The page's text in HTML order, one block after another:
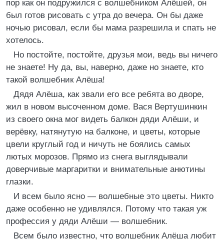
пор как он подружился с волшебником Алёшей, он
был готов рисовать с утра до вечера. Он бы даже
ночью рисовал, если бы мама разрешила и спать не
хотелось.
Но постойте, постойте, друзья мои, ведь вы ничего
не знаете! Ну да, вы, наверно, даже но знаете, кто
такой волшебник Алёша!
Дядя Алёша, как звали его все ребята во дворе,
жил в новом высоченном доме. Вася Вертушинкин
из своего окна мог видеть балкон дяди Алёши, и
верёвку, натянутую на балконе, и цветы, которые
цвели круглый год и ничуть не боялись самых
лютых морозов. Прямо из снега выглядывали
доверчивые маргаритки и внимательные анютины
глазки.
И всем было ясно — волшебные это цветы. Никто
даже особенно не удивлялся. Потому что такая уж
профессия у дяди Алёши — волшебник.
Всем было известно, что волшебник Алёша любит